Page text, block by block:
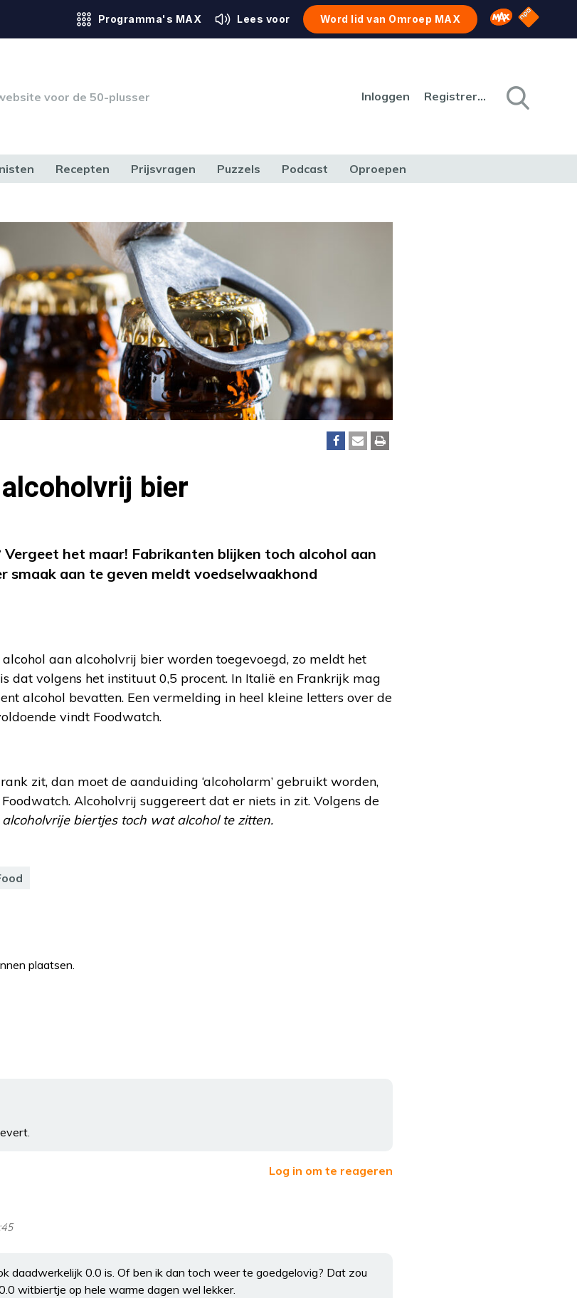
Programma's MAX Lees voor Word lid van Omroep MAX Omroep MAX
NPO
voor de 50-plusser Inloggen Registreren
Recepten Prijsvragen Puzzels Podcast Oproepen
bier
Vergeet het maar! Fabrikanten blijken toch alcohol aan
smaak aan te geven meldt voedselwaakhond
aan alcoholvrij bier worden toegevoegd, zo meldt het
dat volgens het instituut 0,5 procent. In Italië en Frankrijk mag
alcohol bevatten. Een vermelding in heel kleine letters over de
vindt Foodwatch.
zit, dan moet de aanduiding ‘alcoholarm’ gebruikt worden,
Alcoholvrij suggereert dat er niets in zit. Volgens de
biertjes toch wat alcohol te zitten.
plaatsen.
Log in om te reageren
daadwerkelijk 0.0 is. Of ben ik dan toch weer te goedgelovig? Dat zou
witbiertje op hele warme dagen wel lekker.